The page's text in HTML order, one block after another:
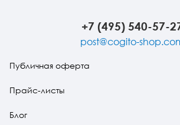
+7 (495) 540-57-
post@cogito-
Публичная оферта
Прайс-листы
Блог